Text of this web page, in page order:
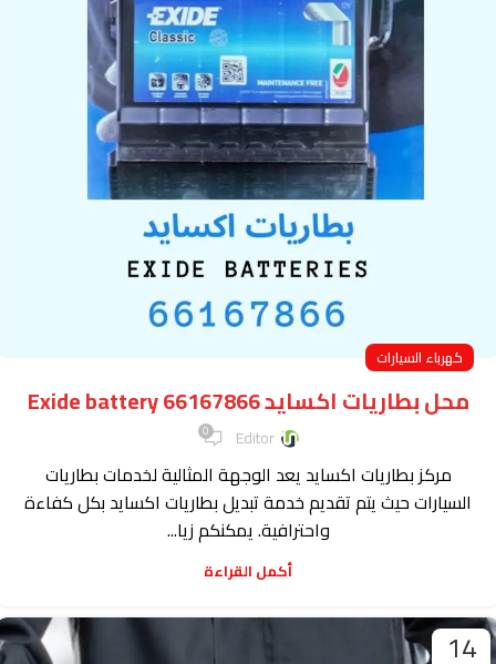
كهرباء السيارات
محل بطاريات اكسايد Exide battery 66167866
Editor
0
مركز بطاريات اكسايد يعد الوجهة المثالية لخدمات بطاريات
السيارات حيث يتم تقديم خدمة تبديل بطاريات اكسايد بكل كفاءة
واحترافية. يمكنكم زيا...
أكمل القراءة
14